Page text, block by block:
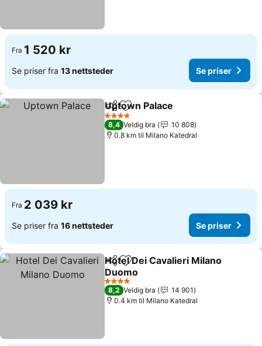
Fra 1 520 kr
Se priser fra 13 nettsteder Se priser
Del Legg til i favoritter
Uptown Palace
4 Stjerner
8,4 Veldig bra
10 808
0.8 km til Milano Katedral
Fra 2 039 kr
Se priser fra 16 nettsteder Se priser
Del Legg til i favoritter
Hotel Dei Cavalieri Milano
Duomo
4 Stjerner
8,2 Veldig bra
14 901
0.4 km til Milano Katedral